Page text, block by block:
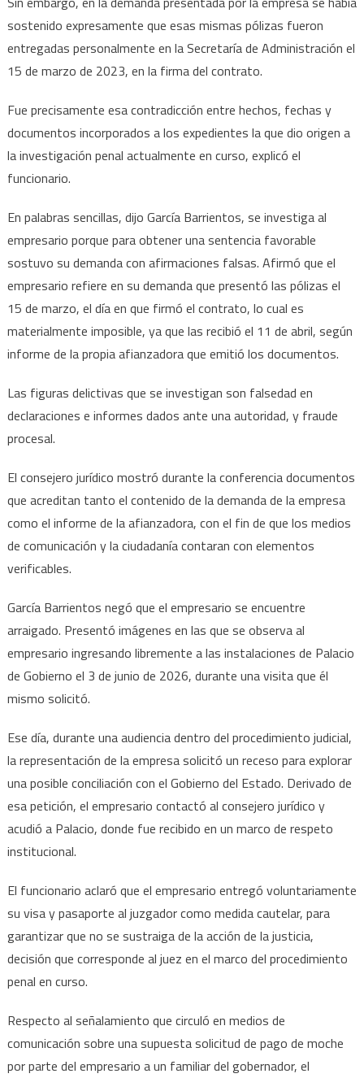
sostenido expresamente que esas mismas pólizas fueron
entregadas personalmente en la Secretaría de Administración el
15 de marzo de 2023, en la firma del contrato.
Fue precisamente esa contradicción entre hechos, fechas y
documentos incorporados a los expedientes la que dio origen a
la investigación penal actualmente en curso, explicó el
funcionario.
En palabras sencillas, dijo García Barrientos, se investiga al
empresario porque para obtener una sentencia favorable
sostuvo su demanda con afirmaciones falsas. Afirmó que el
empresario refiere en su demanda que presentó las pólizas el
15 de marzo, el día en que firmó el contrato, lo cual es
materialmente imposible, ya que las recibió el 11 de abril, según
informe de la propia afianzadora que emitió los documentos.
Las figuras delictivas que se investigan son falsedad en
declaraciones e informes dados ante una autoridad, y fraude
procesal.
El consejero jurídico mostró durante la conferencia documentos
que acreditan tanto el contenido de la demanda de la empresa
como el informe de la afianzadora, con el fin de que los medios
de comunicación y la ciudadanía contaran con elementos
verificables.
García Barrientos negó que el empresario se encuentre
arraigado. Presentó imágenes en las que se observa al
empresario ingresando libremente a las instalaciones de Palacio
de Gobierno el 3 de junio de 2026, durante una visita que él
mismo solicitó.
Ese día, durante una audiencia dentro del procedimiento judicial,
la representación de la empresa solicitó un receso para explorar
una posible conciliación con el Gobierno del Estado. Derivado de
esa petición, el empresario contactó al consejero jurídico y
acudió a Palacio, donde fue recibido en un marco de respeto
institucional.
El funcionario aclaró que el empresario entregó voluntariamente
su visa y pasaporte al juzgador como medida cautelar, para
garantizar que no se sustraiga de la acción de la justicia,
decisión que corresponde al juez en el marco del procedimiento
penal en curso.
Respecto al señalamiento que circuló en medios de
comunicación sobre una supuesta solicitud de pago de moche
por parte del empresario a un familiar del gobernador, el